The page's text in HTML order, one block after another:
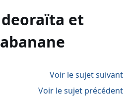
et
Voir le sujet suivant
Voir le sujet précédent